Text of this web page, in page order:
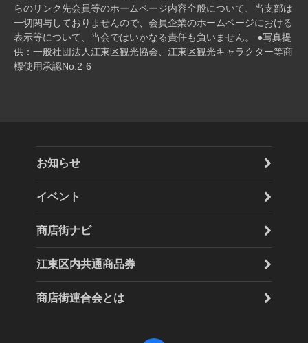
らのリンク先会員等のホームページ内容全般について、当⽀部は
⼀切関与しておりませんので、会員企業のホームページにおける
表⽰等について、当会ではいかなる責任も負いません。 ●写真提
供：一般社団法人江東区観光協会、江東区観光キャラクター等商
標使用承認No.2-6
お知らせ
イベント
商店街ナビ
江東区内共通商品券
商店街連合会とは